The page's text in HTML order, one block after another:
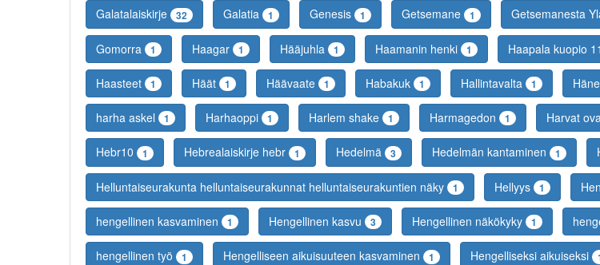
Galatalaiskirje 32 Galatia 1 Genesis 1 Getsemane 1 Getsemanesta
Gomorra 1 Haagar 1 Hääjuhla 1 Haamanin henki 1 Haapala kuopio
Haasteet 1 Häät 1 Häävaate 1 Habakuk 1 Hallintavalta 1
harha askel 1 Harhaoppi 1 Harlem shake 1 Harmagedon 1 Harvat
Hebr10 1 Hebrealaiskirje hebr 1 Hedelmä 3 Hedelmän kantaminen 1
Helluntaiseurakunta helluntaiseurakunnat helluntaiseurakuntien näky 1 Hellyys 1
hengellinen kasvaminen 1 Hengellinen kasvu 3 Hengellinen näkökyky 1
hengellinen työ 1 Hengelliseen aikuisuuteen kasvaminen 1 Hengelliseksi aikuiseksi